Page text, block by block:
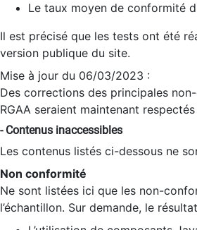
Le taux moyen de conformité
Il est précisé que les tests ont été
version publique du site.
Mise à jour du 06/03/2023 :
Des corrections des principales
RGAA seraient maintenant
- Contenus inaccessibles
Les contenus listés ci-dessous ne
Non conformité
Ne sont listées ici que les non-
l’échantillon. Sur demande, le